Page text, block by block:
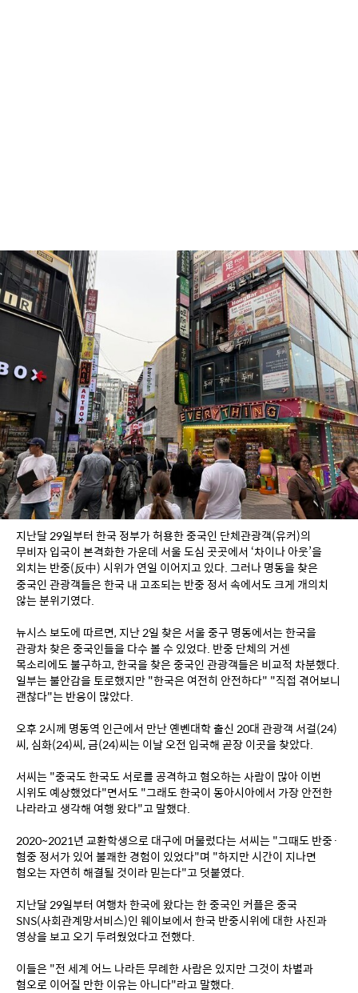
지난달 29일부터 한국 정부가 허용한 중국인 단체관광객(유커)의
무비자 입국이 본격화한 가운데 서울 도심 곳곳에서 ‘차이나 아웃’을
외치는 반중(反中) 시위가 연일 이어지고 있다. 그러나 명동을 찾은
중국인 관광객들은 한국 내 고조되는 반중 정서 속에서도 크게 개의치
않는 분위기였다.
뉴시스 보도에 따르면, 지난 2일 찾은 서울 중구 명동에서는 한국을
관광차 찾은 중국인들을 다수 볼 수 있었다. 반중 단체의 거센
목소리에도 불구하고, 한국을 찾은 중국인 관광객들은 비교적 차분했다.
일부는 불안감을 토로했지만 "한국은 여전히 안전하다" "직접 겪어보니
괜찮다"는 반응이 많았다.
오후 2시께 명동역 인근에서 만난 옌볜대학 출신 20대 관광객 서걸(24)
씨, 심화(24)씨, 금(24)씨는 이날 오전 입국해 곧장 이곳을 찾았다.
서씨는 "중국도 한국도 서로를 공격하고 혐오하는 사람이 많아 이번
시위도 예상했었다"면서도 "그래도 한국이 동아시아에서 가장 안전한
나라라고 생각해 여행 왔다"고 말했다.
2020~2021년 교환학생으로 대구에 머물렀다는 서씨는 "그때도 반중·
혐중 정서가 있어 불쾌한 경험이 있었다"며 "하지만 시간이 지나면
혐오는 자연히 해결될 것이라 믿는다"고 덧붙였다.
지난달 29일부터 여행차 한국에 왔다는 한 중국인 커플은 중국
SNS(사회관계망서비스)인 웨이보에서 한국 반중시위에 대한 사진과
영상을 보고 오기 두려웠었다고 전했다.
이들은 "전 세계 어느 나라든 무례한 사람은 있지만 그것이 차별과
혐오로 이어질 만한 이유는 아니다"라고 말했다.